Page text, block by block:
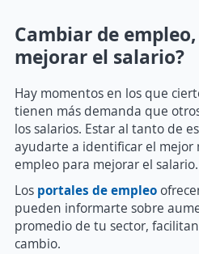
Cambiar de
mejorar el salario?
Hay momentos en los que
tienen más demanda que
los salarios. Estar al tanto de
ayudarte a identificar el mejor
empleo para mejorar el salario.
Los portales de empleo
pueden informarte sobre
promedio de tu sector,
cambio.